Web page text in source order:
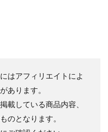
はアフィリエイトによ
あります。
載している商品内容、
のとなります。